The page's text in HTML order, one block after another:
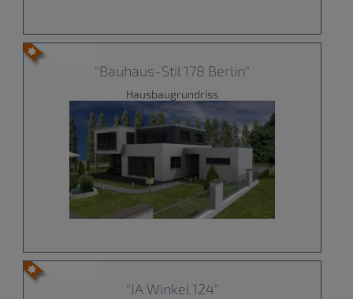
"Bauhaus-Stil 178 Berlin"
Hausbaugrundriss
"JA Winkel 124"